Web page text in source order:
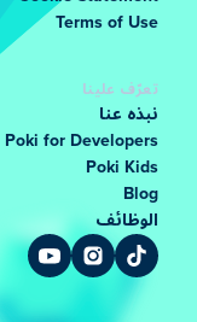
Terms of Use
تعرّف علينا
نبذه عنا
Poki for Developers
Poki Kids
Blog
الوظائف